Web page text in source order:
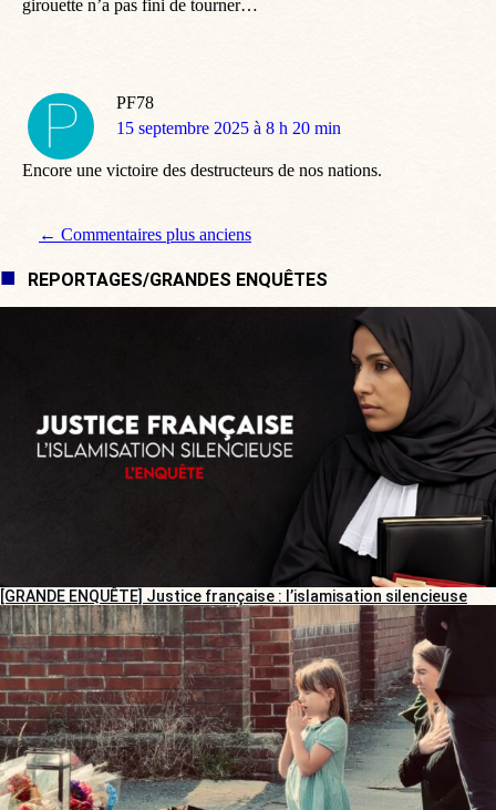
girouette n’a pas fini de tourner…
PF78
dit
15 septembre 2025 à 8 h 20 min
Encore une victoire des destructeurs de nos nations.
Navigation de commentaire
← Commentaires plus anciens
REPORTAGES/GRANDES ENQUÊTES
[GRANDE ENQUÊTE] Justice française : l’islamisation silencieuse